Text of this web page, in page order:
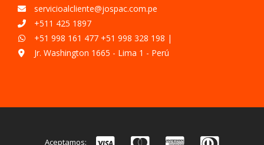
servicioalcliente@jospac.com.pe
+511 425 1897
+51 998 161 477 +51 998 328 198 |
Jr. Washington 1665 - Lima 1 - Perú
Aceptamos: